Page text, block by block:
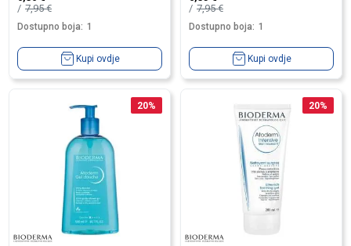
7,95€
Dostupno boja: 1
Kupi ovdje
7,95€
Dostupno boja: 1
Kupi ovdje
20% 20%